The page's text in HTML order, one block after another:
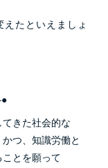
たといえましょ
きた社会的な
つ、知識労働と
とを願って